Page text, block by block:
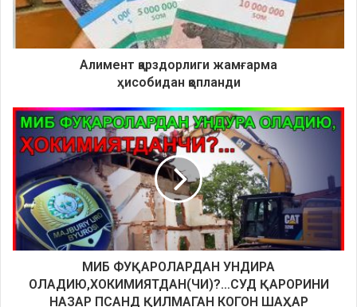
Алимент қарздорлиги жамғарма
ҳисобидан қопланди
МИБ ФУҚАРОЛАРДАН УНДИРА
ОЛАДИЮ,ХОКИМИЯТДАН(ЧИ)?…СУД ҚАРОРИНИ
НАЗАР ПСАНД ҚИЛМАГАН КОГОН ШАҲАР